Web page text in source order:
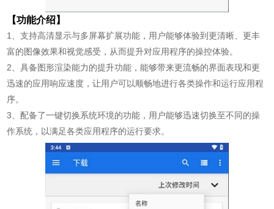
【功能介绍】
1、支持高清显示与多屏幕扩展功能，用户能够体验到更清晰、更丰
富的图像效果和视觉感受，从而提升对应用程序的操控体验。
2、具备图形渲染能力的提升功能，能够带来更流畅的界面表现和更
迅速的应用响应速度，让用户可以顺畅地进行各类操作和运行应用程
序。
3、配备了一键切换系统环境的功能，用户能够迅速切换至不同的操
作系统，以满足各类应用程序的运行要求。